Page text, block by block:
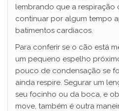
lembrando que a respiração
continuar por algum tempo
batimentos cardíacos.
Para conferir se o cão está
um pequeno espelho
pouco de condensação se
ainda respire. Segurar um
seu focinho ou da boca, e
move, também é outra